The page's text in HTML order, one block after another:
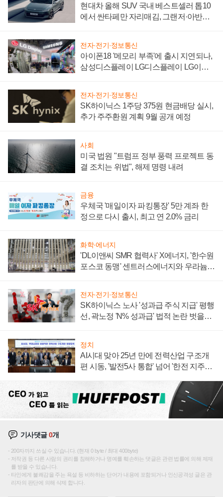
현대차 올해 SUV 국내 베스트셀러 톱10
에서 싼타페만 자리매김, 그랜저·아반떼
전자·전기·정보통신
아이폰18 '메모리 부족'에 출시 지연되나,
삼성디스플레이 LG디스플레이 LG이노
전자·전기·정보통신
SK하이닉스 1주당 375원 현금배당 실시,
추가 주주환원 계획 9월 공개 예정
사회
미국 법원 "트럼프 정부 풍력 프로젝트 동
결 조치는 위법", 해제 명령 내려
금융
우체국 '매일이자 파킹통장' 5만 계좌 한
정으로 다시 출시, 최고 연 2.0% 금리
화학·에너지
'DL이앤씨 SMR 협력사' X에너지, '한수원
포스코 동맹' 센트러스에너지와 우라늄
전자·전기·정보통신
SK하이닉스 노사 '성과급 주식 지급' 평행
선, 곽노정 'N% 성과급' 법적 논란 벗을지
정치
AI시대 맞아 25년 만에 전력산업 구조개
편 시동, '발전5사 통합' 넘어 '한전 지주사'
기사댓글0개
200자까지 쓰실 수 있습니다. (현재 0 byte / 최대 400byte)
저작권 등 다른 사람의 권리를 침해하거나 명예를 훼손하는 댓글은 관련 법률에 의해 제재
를 받을 수 있습니다.
타인에게 불쾌감을 주는 욕설 등 비하하는 단어가 내용에 포함되거나 인신공격성 글은 관
리자의 판단에 의해 삭제 합니다.